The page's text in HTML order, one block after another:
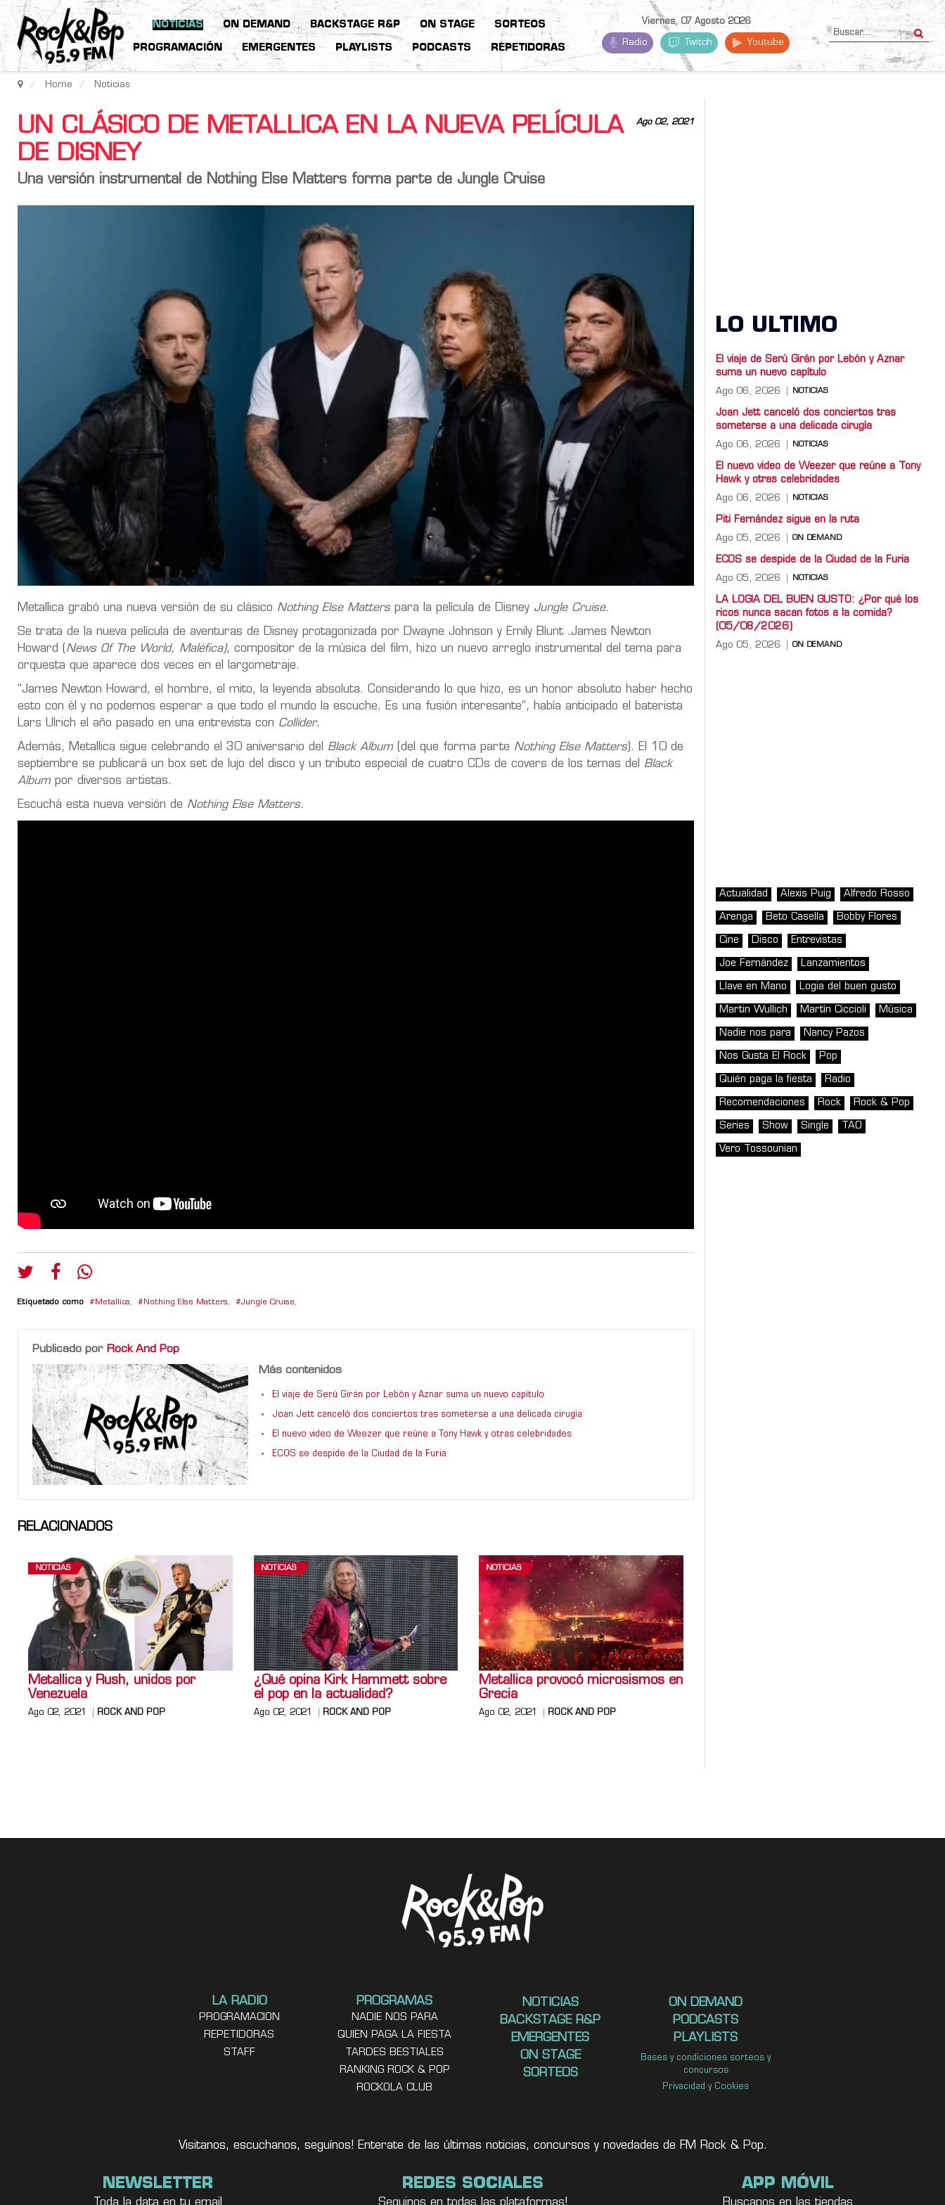
NOTICIAS ON DEMAND BACKSTAGE R&P ON STAGE SORTEOS
PROGRAMACIÓN EMERGENTES PLAYLISTS PODCASTS REPETIDORAS
Viernes, 07 Agosto 2026
Radio Twitch Youtube
Home Noticias
Ago 02, 2021
UN CLÁSICO DE METALLICA EN LA NUEVA PELÍCULA
DE DISNEY
Una versión instrumental de Nothing Else Matters forma parte de Jungle Cruise
Metallica grabó una nueva versión de su clásico Nothing Else Matterspara la película de Disney Jungle Cruise.
Se trata de la nueva película de aventuras de Disney protagonizada por Dwayne Johnson y Emily Blunt .James Newton
Howard ( News Of The World, Maléfica), compositor de la música del film, hizo un nuevo arreglo instrumental del tema para
orquesta que aparece dos veces en el largometraje.
“James Newton Howard, el hombre, el mito, la leyenda absoluta. Considerando lo que hizo, es un honor absoluto haber hecho
esto con él y no podemos esperar a que todo el mundo la escuche. Es una fusión interesante”, había anticipado el baterista
Lars Ulrich el año pasado en una entrevista con Collider.
Además, Metallica sigue celebrando el 30 aniversario del Black Album(del que forma parte Nothing Else Matters). El 10 de
septiembre se publicará un box set de lujo del disco y un tributo especial de cuatro CDs de covers de los temas del Black
Album por diversos artistas.
Escuchá esta nueva versión de Nothing Else Matters.
Etiquetado como Metallica, Nothing Else Matters, Jungle Cruise,
Publicado por Rock And Pop
Más contenidos
El viaje de Serú Girán por Lebón y Aznar suma un nuevo capítulo
Joan Jett canceló dos conciertos tras someterse a una delicada cirugía
El nuevo video de Weezer que reúne a Tony Hawk y otras celebridades
ECOS se despide de la Ciudad de la Furia
RELACIONADOS
NOTICIAS
Metallica y Rush, unidos por
Venezuela
Ago 02, 2021 ROCK AND POP
NOTICIAS
¿Qué opina Kirk Hammett sobre
el pop en la actualidad?
Ago 02, 2021 ROCK AND POP
NOTICIAS
Metallica provocó microsismos en
Grecia
Ago 02, 2021 ROCK AND POP
LO ULTIMO
El viaje de Serú Girán por Lebón y Aznar
suma un nuevo capítulo
Ago 06, 2026 NOTICIAS
Joan Jett canceló dos conciertos tras
someterse a una delicada cirugía
Ago 06, 2026 NOTICIAS
El nuevo video de Weezer que reúne a Tony
Hawk y otras celebridades
Ago 06, 2026 NOTICIAS
Piti Fernández sigue en la ruta
Ago 05, 2026 ON DEMAND
ECOS se despide de la Ciudad de la Furia
Ago 05, 2026 NOTICIAS
LA LOGIA DEL BUEN GUSTO: ¿Por qué los
ricos nunca sacan fotos a la comida?
(05/08/2026)
Ago 05, 2026 ON DEMAND
Actualidad Alexis Puig Alfredo Rosso
Arenga Beto Casella Bobby Flores
Cine Disco Entrevistas
Joe Fernández Lanzamientos
Llave en Mano Logia del buen gusto
Martin Wullich Martín Ciccioli Música
Nadie nos para Nancy Pazos
Nos Gusta El Rock Pop
Quién paga la fiesta Radio
Recomendaciones Rock Rock & Pop
Series Show Single TAO
Vero Tossounian
LA RADIO
PROGRAMACION
REPETIDORAS
STAFF
PROGRAMAS
NADIE NOS PARA
QUIEN PAGA LA FIESTA
TARDES BESTIALES
RANKING ROCK & POP
ROCKOLA CLUB
NOTICIAS
BACKSTAGE R&P
EMERGENTES
ON STAGE
SORTEOS
ON DEMAND
PODCASTS
PLAYLISTS
Bases y condiciones sorteos y
concursos
Privacidad y Cookies
Visitanos, escuchanos, seguínos! Enterate de las últimas noticias, concursos y novedades de FM Rock & Pop.
NEWSLETTER
Toda la data en tu email
REDES SOCIALES
Seguinos en todas las plataformas!
APP MÓVIL
Buscanos en las tiendas